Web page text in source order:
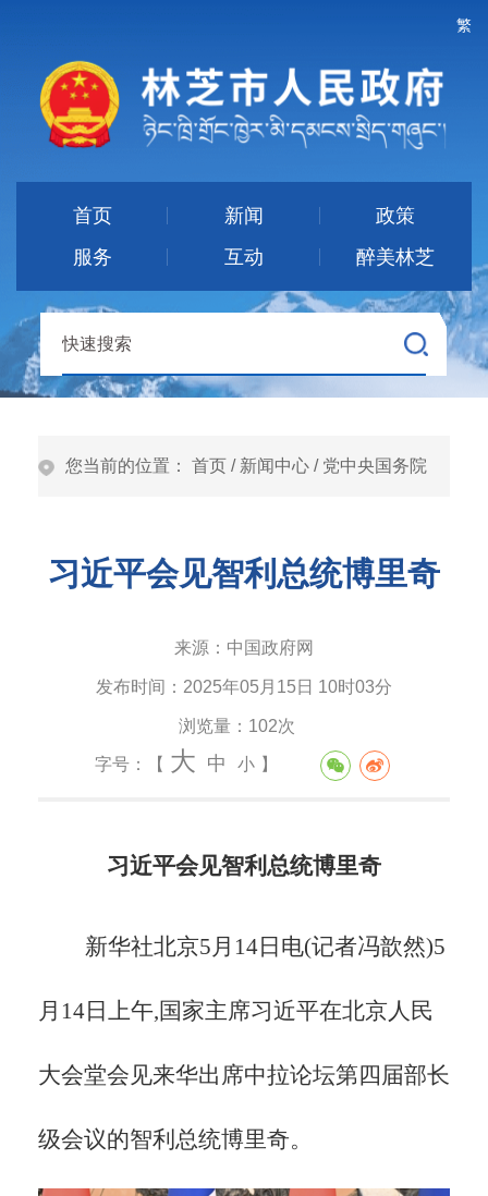
繁
首页 新闻
政策
服务
互动 醉美林芝
您当前的位置： 首页 / 新闻中心 / 党中央国务院
习近平会见智利总统博里奇
来源： 中国政府网
发布时间： 2025年05月15日 10时03分
浏览量： 102次
字号：【 大 中 小 】
习近平会见智利总统博里奇
新华社北京5月14日电(记者冯歆然)5
月14日上午,国家主席习近平在北京人民
大会堂会见来华出席中拉论坛第四届部长
级会议的智利总统博里奇。